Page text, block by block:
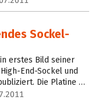
Sockel-
erstes Bild seiner
End-Sockel und
Die Platine …